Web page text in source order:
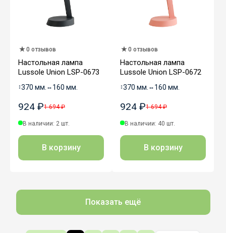
0 отзывов
Настольная лампа
Lussole Union LSP-0673
↕370 мм. ↔ 160 мм.
924 ₽1 694 ₽
В наличии: 2 шт.
В корзину
0 отзывов
Настольная лампа
Lussole Union LSP-0672
↕370 мм. ↔ 160 мм.
924 ₽1 694 ₽
В наличии: 40 шт.
В корзину
Показать ещё